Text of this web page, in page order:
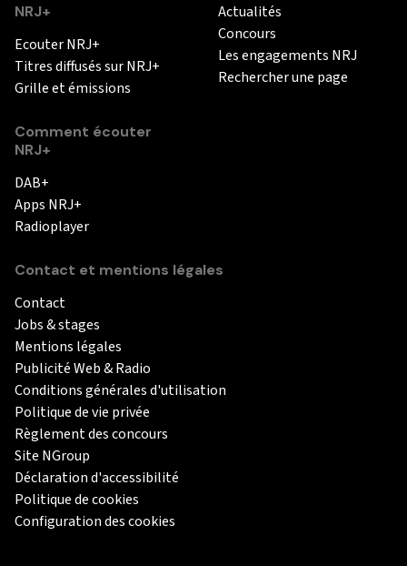
NRJ+
Ecouter NRJ+
Titres diffusés sur NRJ+
Grille et émissions
Comment écouter
NRJ+
DAB+
Apps NRJ+
Radioplayer
Actualités
Concours
Les engagements NRJ
Rechercher une page
Contact et mentions légales
Contact
Jobs & stages
Mentions légales
Publicité Web & Radio
Conditions générales d'utilisation
Politique de vie privée
Règlement des concours
Site NGroup
Déclaration d'accessibilité
Politique de cookies
Configuration des cookies